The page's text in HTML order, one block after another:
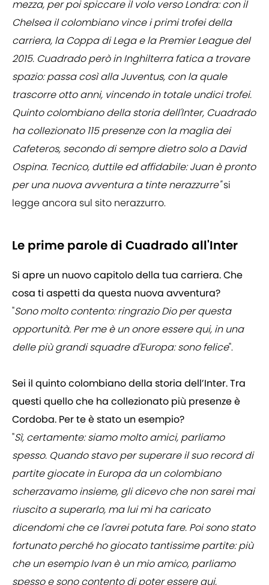
mezza, per poi spiccare il volo verso Londra: con il
Chelsea il colombiano vince i primi trofei della
carriera, la Coppa di Lega e la Premier League del
2015. Cuadrado però in Inghilterra fatica a trovare
spazio: passa così alla Juventus, con la quale
trascorre otto anni, vincendo in totale undici trofei.
Quinto colombiano della storia dell'Inter, Cuadrado
ha collezionato 115 presenze con la maglia dei
Cafeteros, secondo di sempre dietro solo a David
Ospina. Tecnico, duttile ed affidabile: Juan è pronto
per una nuova avventura a tinte nerazzurre"si
legge ancora sul sito nerazzurro.
Le prime parole di Cuadrado all'Inter
Si apre un nuovo capitolo della tua carriera. Che
cosa ti aspetti da questa nuova avventura?
"Sono molto contento: ringrazio Dio per questa
opportunità. Per me è un onore essere qui, in una
delle più grandi squadre d'Europa: sono felice".
Sei il quinto colombiano della storia dell’Inter. Tra
questi quello che ha collezionato più presenze è
Cordoba. Per te è stato un esempio?
"Sì, certamente: siamo molto amici, parliamo
spesso. Quando stavo per superare il suo record di
partite giocate in Europa da un colombiano
scherzavamo insieme, gli dicevo che non sarei mai
riuscito a superarlo, ma lui mi ha caricato
dicendomi che ce l'avrei potuta fare. Poi sono stato
fortunato perché ho giocato tantissime partite: più
che un esempio Ivan è un mio amico, parliamo
spesso e sono contento di poter essere qui,